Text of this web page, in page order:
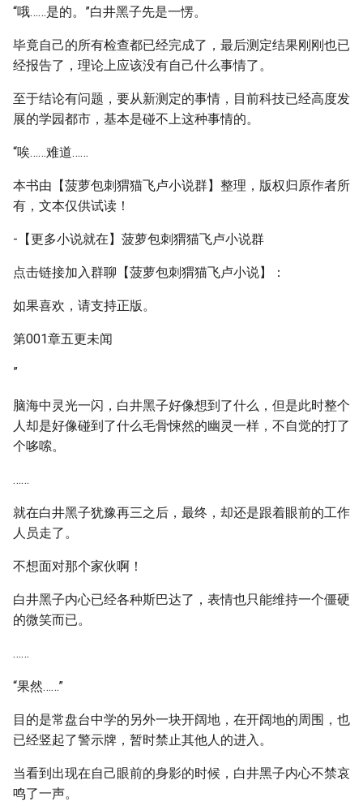
“哦……是的。”白井黑子先是一愣。
毕竟自己的所有检查都已经完成了，最后测定结果刚刚也已
经报告了，理论上应该没有自己什么事情了。
至于结论有问题，要从新测定的事情，目前科技已经高度发
展的学园都市，基本是碰不上这种事情的。
“唉……难道……
本书由【菠萝包刺猬猫飞卢小说群】整理，版权归原作者所
有，文本仅供试读！
-【更多小说就在】菠萝包刺猬猫飞卢小说群
点击链接加入群聊【菠萝包刺猬猫飞卢小说】：
如果喜欢，请支持正版。
第001章五更未闻
”
脑海中灵光一闪，白井黑子好像想到了什么，但是此时整个
人却是好像碰到了什么毛骨悚然的幽灵一样，不自觉的打了
个哆嗦。
……
就在白井黑子犹豫再三之后，最终，却还是跟着眼前的工作
人员走了。
不想面对那个家伙啊！
白井黑子内心已经各种斯巴达了，表情也只能维持一个僵硬
的微笑而已。
……
“果然……”
目的是常盘台中学的另外一块开阔地，在开阔地的周围，也
已经竖起了警示牌，暂时禁止其他人的进入。
当看到出现在自己眼前的身影的时候，白井黑子内心不禁哀
鸣了一声。